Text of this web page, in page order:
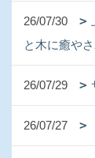
26/07/30
と木に癒や
26/07/29
26/07/27